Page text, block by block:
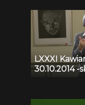
LXXXI
30.10.2014 -